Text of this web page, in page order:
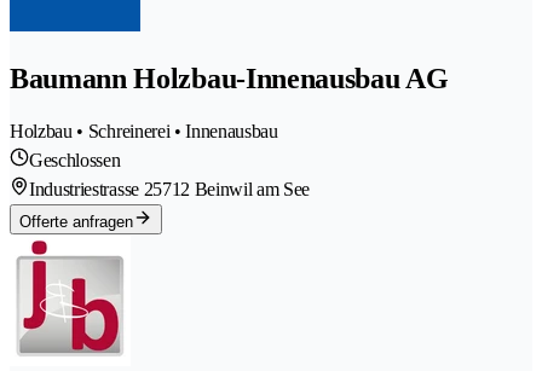
Baumann Holzbau-Innenausbau AG
Holzbau • Schreinerei • Innenausbau
Geschlossen
Industriestrasse 25712 Beinwil am See
Offerte anfragen